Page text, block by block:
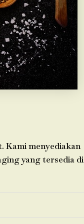
Kami menyediakan
yang tersedia di